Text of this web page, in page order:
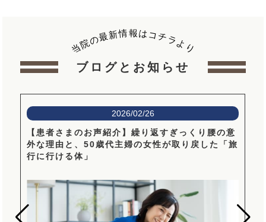
当院の最新情報はコ チラより
ブログとお知らせ
2026/02/26
【患者さまのお声紹介】繰り返すぎっくり腰の意
外な理由と、50歳代主婦の女性が取り戻した「旅
行に行ける体」